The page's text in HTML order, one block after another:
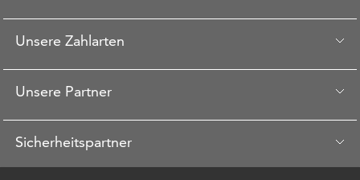
Unsere Zahlarten
Unsere Partner
Sicherheitspartner